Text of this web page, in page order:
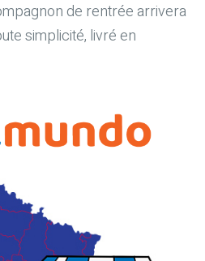
de rentrée arrivera
simplicité, livré en